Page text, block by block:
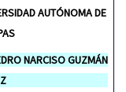
AUTÓNOMA DE
NARCISO GUZMÁN